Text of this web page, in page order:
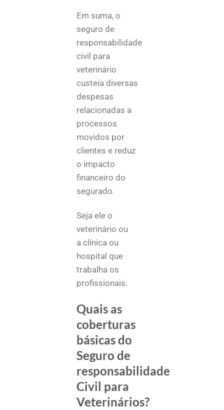
Em suma, o
seguro de
responsabilidade
civil para
veterinário
custeia diversas
despesas
relacionadas a
processos
movidos por
clientes e reduz
o impacto
financeiro do
segurado.
Seja ele o
veterinário ou
a clínica ou
hospital que
trabalha os
profissionais.
Quais as
coberturas
básicas do
Seguro de
responsabilidade
Civil para
Veterinários?